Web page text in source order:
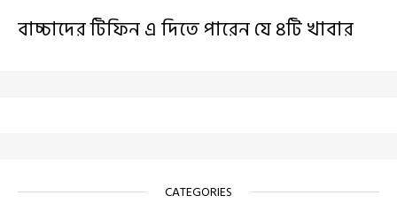
CATEGORIES
বাচ্চাদের টিফিন এ দিতে পারেন যে ৪টি খাবার